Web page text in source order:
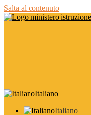
Salta al contenuto
Italiano
Italiano